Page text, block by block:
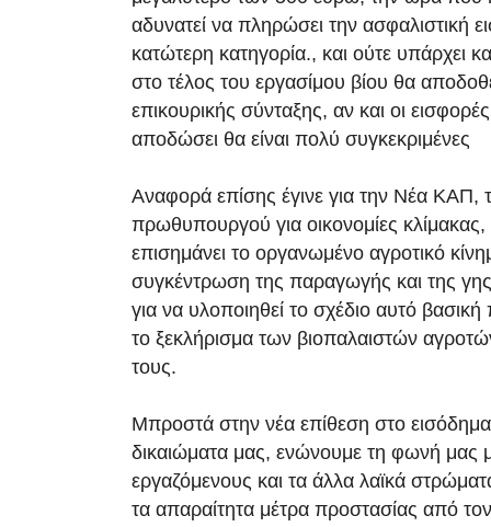
αδυνατεί να πληρώσει την ασφαλιστική
κατώτερη κατηγορία., και ούτε υπάρχει
στο τέλος του εργασίμου βίου θα
επικουρικής σύνταξης, αν και οι
αποδώσει θα είναι πολύ συγκεκριμένες
Αναφορά επίσης έγινε για την Νέα ΚΑΠ,
πρωθυπουργού για οικονομίες
επισημάνει το οργανωμένο αγροτικό
συγκέντρωση της παραγωγής και της γης
για να υλοποιηθεί το σχέδιο αυτό
το ξεκλήρισμα των βιοπαλαιστών
τους.
Μπροστά στην νέα επίθεση στο
δικαιώματα μας, ενώνουμε τη φωνή μας
εργαζόμενους και τα άλλα λαϊκά
τα απαραίτητα μέτρα προστασίας από